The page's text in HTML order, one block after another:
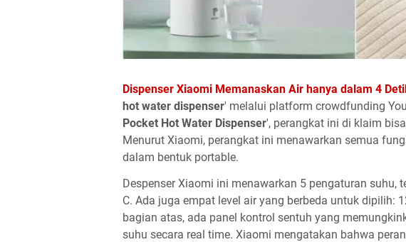
Dispenser Xiaomi Memanaskan Air hanya dalam 4
hot water dispenser' melalui platform crowdfunding
Pocket Hot Water Dispenser', perangkat ini di klaim
Menurut Xiaomi, perangkat ini menawarkan semua
dalam bentuk portable.
Despenser Xiaomi ini menawarkan 5 pengaturan suhu,
C. Ada juga empat level air yang berbeda untuk dipilih:
bagian atas, ada panel kontrol sentuh yang
suhu secara real time. Xiaomi mengatakan bahwa